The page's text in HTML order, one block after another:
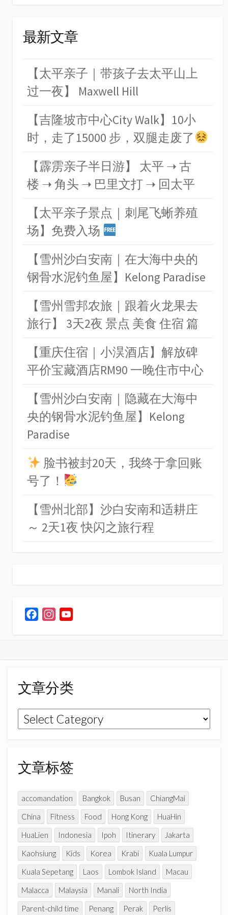
最新文章
【太平亲子｜带孩子去太平山上
过一夜】 Maxwell Hill
【吉隆坡市中心City Walk】10小
时，走了15000 步，双腿走废了
【霹雳亲子半日游】 太平 ➝ 古
楼 ➝ 角头 ➝ 巴里文打 ➝ 回太平
【太平亲子景点｜刺尾飞蜥养殖
场】免费入场
【雪州沙白安南｜在大海中央的
钢骨水泥钓鱼屋】Kelong Paradise
【雪州雪邦农旅｜跟着火龙果去
旅行】 3天2夜 景点 美食 住宿 篇
【重庆住宿｜小淏酒店】解放碑
平价宝藏酒店RM90 一晚住市中心
【雪州沙白安南｜隐藏在大海中
央的钢骨水泥钓鱼屋】Kelong
Paradise
脸书被封20天，我终于拿回账
号了！
【雪州北部】沙白安南和适耕庄
～ 2天1夜 快闪之旅行程
o
o
k
r
a
m
C
h
n
文章分类
文
章
类
文章标签
accomandation Bangkok Busan
ChiangMai
China
Fitness Food Hong Kong
HuaHin
HuaLien
Indonesia Ipoh Itinerary
Jakarta
Kaohsiung
Kids Korea Krabi
Kuala Lumpur
Kuala Sepetang
Laos Lombok Island
Macau
Malacca
Malaysia Manali
North India
Parent-child time
Penang Perak Perlis